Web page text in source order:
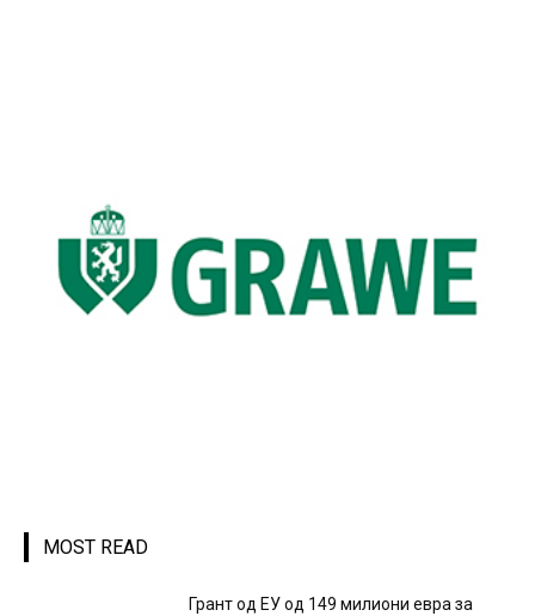
MOST READ
Грант од ЕУ од 149 милиони евра за